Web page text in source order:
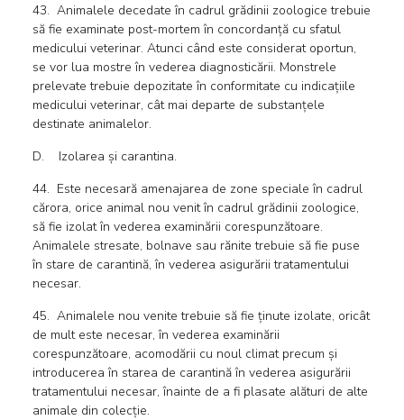
43. Animalele decedate în cadrul grădinii zoologice trebuie
să fie examinate post-mortem în concordanță cu sfatul
medicului veterinar. Atunci când este considerat oportun,
se vor lua mostre în vederea diagnosticării. Monstrele
prelevate trebuie depozitate în conformitate cu indicațiile
medicului veterinar, cât mai departe de substanțele
destinate animalelor.
D. Izolarea și carantina.
44. Este necesară amenajarea de zone speciale în cadrul
cărora, orice animal nou venit în cadrul grădinii zoologice,
să fie izolat în vederea examinării corespunzătoare.
Animalele stresate, bolnave sau rănite trebuie să fie puse
în stare de carantină, în vederea asigurării tratamentului
necesar.
45. Animalele nou venite trebuie să fie ținute izolate, oricât
de mult este necesar, în vederea examinării
corespunzătoare, acomodării cu noul climat precum și
introducerea în starea de carantină în vederea asigurării
tratamentului necesar, înainte de a fi plasate alături de alte
animale din colecție.